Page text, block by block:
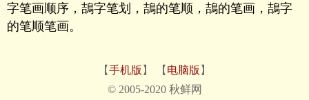
字笔画顺序，鴶字笔划，鴶的笔顺，鴶的笔画，鴶字
的笔顺笔画。
【手机版 】 【 电脑版 】
© 2005-2020 秋鲜网